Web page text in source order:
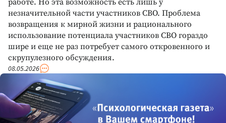
незначительной части участников СВО. Проблема
возвращения к мирной жизни и рационального
использование потенциала участников СВО гораздо
шире и еще не раз потребует самого откровенного и
скрупулезного обсуждения.
08.05.2026